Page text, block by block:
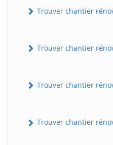
Trouver chantier
Trouver chantier
Trouver chantier
Trouver chantier